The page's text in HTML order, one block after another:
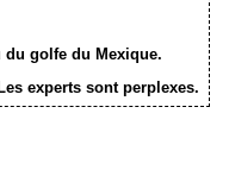
du golfe du Mexique.
experts sont perplexes.